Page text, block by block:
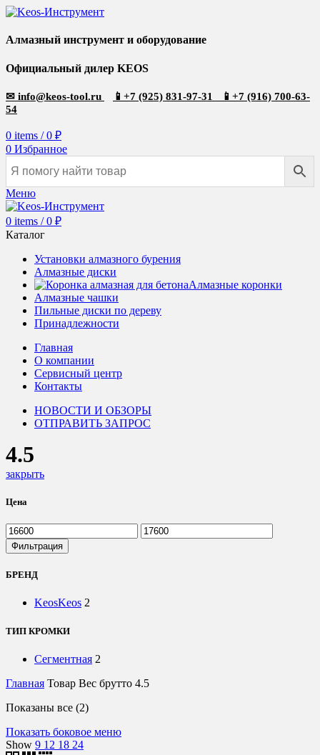
Алмазный инструмент и оборудование
Официальный дилер KEOS
✉ info@keos-tool.ru 📱 +7 (925) 831-97-31 📱 +7 (916) 700-63-
54
0 items / 0 ₽
0 Избранное
Меню
0 items / 0 ₽
Каталог
Установки алмазного бурения
Алмазные диски
Алмазные коронки
Алмазные чашки
Пильные диски по дереву
Принадлежности
Главная
О компании
Сервисный центр
Контакты
НОВОСТИ И ОБЗОРЫ
ОТПРАВИТЬ ЗАПРОС
4.5
закрыть
Цена
Минимальная
цена
Максимальная
цена
Фильтрация
БРЕНД
KeosKeos 2
ТИП КРОМКИ
Сегментная 2
Главная Товар Вес брутто 4.5
Показаны все (2)Цены:
возрастанию
Показать боковое меню
Show 9 12 18 24